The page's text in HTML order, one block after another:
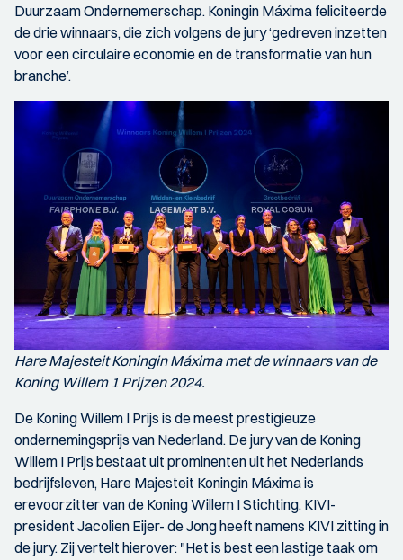
Duurzaam Ondernemerschap. Koningin Máxima feliciteerde
de drie winnaars, die zich volgens de jury ‘gedreven inzetten
voor een circulaire economie en de transformatie van hun
branche’.
Hare Majesteit Koningin Máxima met de winnaars van de
Koning Willem 1 Prijzen 2024.
De Koning Willem I Prijs is de meest prestigieuze
ondernemingsprijs van Nederland. De jury van de Koning
Willem I Prijs bestaat uit prominenten uit het Nederlands
bedrijfsleven, Hare Majesteit Koningin Máxima is
erevoorzitter van de Koning Willem I Stichting. KIVI-
president Jacolien Eijer- de Jong heeft namens KIVI zitting in
de jury. Zij vertelt hierover: "Het is best een lastige taak om